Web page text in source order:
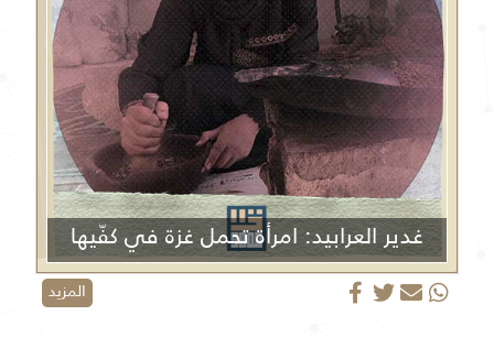
غدير العرابيد: امرأة تحمل غزة في كفّيها
المزيد